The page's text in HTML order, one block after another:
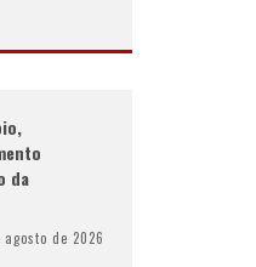
da
agosto de 2026